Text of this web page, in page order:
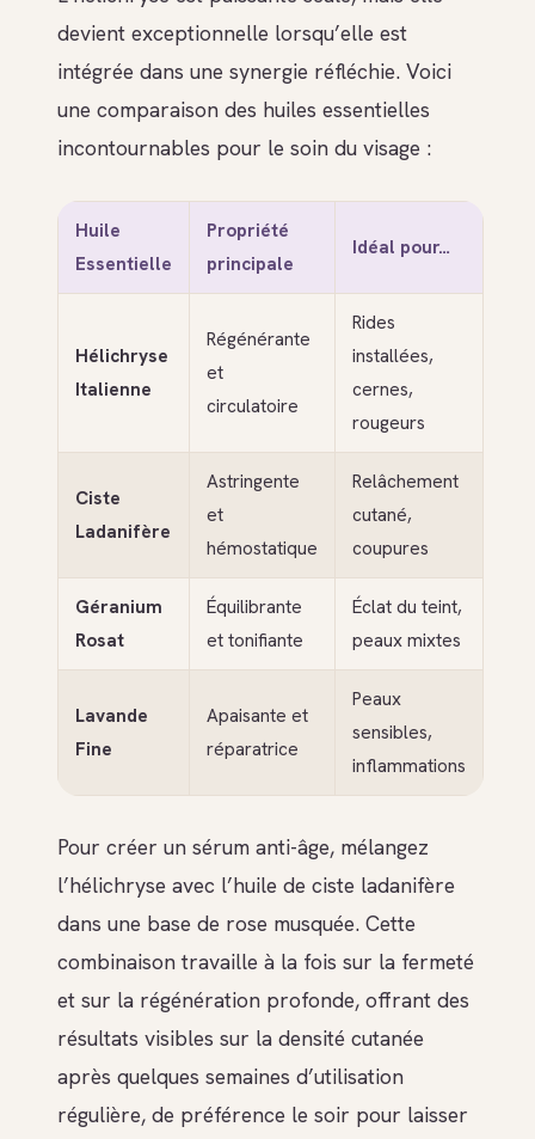
devient exceptionnelle lorsqu’elle est
intégrée dans une synergie réfléchie. Voici
une comparaison des huiles essentielles
incontournables pour le soin du visage :
Huile
Essentielle
Propriété
principale
Idéal pour…
Hélichryse
Italienne
Régénérante
et
circulatoire
Rides
installées,
cernes,
rougeurs
Ciste
Ladanifère
Astringente
et
hémostatique
Relâchement
cutané,
coupures
Géranium
Rosat
Équilibrante
et tonifiante
Éclat du teint,
peaux mixtes
Lavande
Fine
Apaisante et
réparatrice
Peaux
sensibles,
inflammations
Pour créer un sérum anti-âge, mélangez
l’hélichryse avec l’huile de ciste ladanifère
dans une base de rose musquée. Cette
combinaison travaille à la fois sur la fermeté
et sur la régénération profonde, offrant des
résultats visibles sur la densité cutanée
après quelques semaines d’utilisation
régulière, de préférence le soir pour laisser